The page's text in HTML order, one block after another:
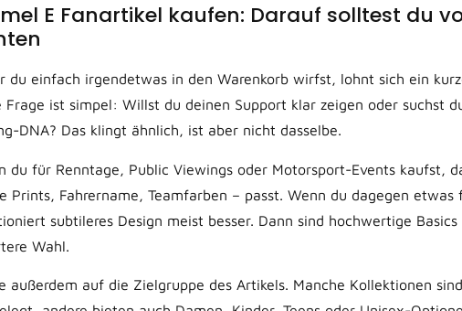
E Fanartikel kaufen: Darauf solltest du
du einfach irgendetwas in den Warenkorb wirfst, lohnt sich ein
Frage ist simpel: Willst du deinen Support klar zeigen oder suchst
DNA? Das klingt ähnlich, ist aber nicht dasselbe.
du für Renntage, Public Viewings oder Motorsport-Events kaufst,
Prints, Fahrername, Teamfarben – passt. Wenn du dagegen etwas
subtileres Design meist besser. Dann sind hochwertige
Wahl.
außerdem auf die Zielgruppe des Artikels. Manche Kollektionen